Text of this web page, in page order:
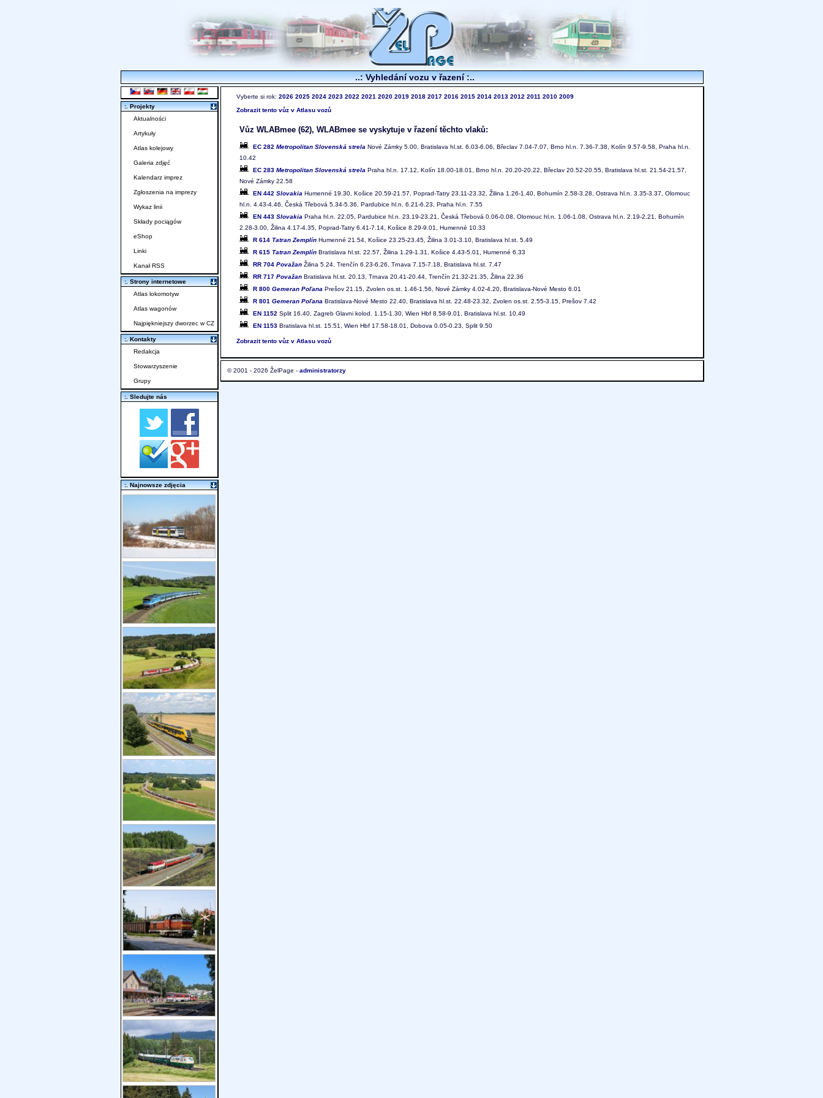
..: Vyhledání vozu v řazení :..
Vyberte si rok: 2026 2025 2024 2023 2022 2021 2020 2019 2018 2017 2016 2015 2014 2013 2012 2011 2010 2009
Zobrazit tento vůz v Atlasu vozů
Vůz WLABmee (62), WLABmee se vyskytuje v řazení těchto vlaků:
EC 282 Metropolitan Slovenská strela Nové Zámky 5.00, Bratislava hl.st. 6.03-6.06, Břeclav 7.04-7.07, Brno hl.n. 7.36-7.38, Kolín 9.57-9.58, Praha hl.n.
10.42
EC 283 Metropolitan Slovenská strela Praha hl.n. 17.12, Kolín 18.00-18.01, Brno hl.n. 20.20-20.22, Břeclav 20.52-20.55, Bratislava hl.st. 21.54-21.57,
Nové Zámky 22.58
EN 442 Slovakia Humenné 19.30, Košice 20.59-21.57, Poprad-Tatry 23.11-23.32, Žilina 1.26-1.40, Bohumín 2.58-3.28, Ostrava hl.n. 3.35-3.37, Olomouc
hl.n. 4.43-4.46, Česká Třebová 5.34-5.36, Pardubice hl.n. 6.21-6.23, Praha hl.n. 7.55
EN 443 Slovakia Praha hl.n. 22.05, Pardubice hl.n. 23.19-23.21, Česká Třebová 0.06-0.08, Olomouc hl.n. 1.06-1.08, Ostrava hl.n. 2.19-2.21, Bohumín
2.28-3.00, Žilina 4.17-4.35, Poprad-Tatry 6.41-7.14, Košice 8.29-9.01, Humenné 10.33
R 614 Tatran Zemplín Humenné 21.54, Košice 23.25-23.45, Žilina 3.01-3.10, Bratislava hl.st. 5.49
R 615 Tatran Zemplín Bratislava hl.st. 22.57, Žilina 1.29-1.31, Košice 4.43-5.01, Humenné 6.33
RR 704 Považan Žilina 5.24, Trenčín 6.23-6.26, Trnava 7.15-7.18, Bratislava hl.st. 7.47
RR 717 Považan Bratislava hl.st. 20.13, Trnava 20.41-20.44, Trenčín 21.32-21.35, Žilina 22.36
R 800 Gemeran Poľana Prešov 21.15, Zvolen os.st. 1.46-1.56, Nové Zámky 4.02-4.20, Bratislava-Nové Mesto 6.01
R 801 Gemeran Poľana Bratislava-Nové Mesto 22.40, Bratislava hl.st. 22.48-23.32, Zvolen os.st. 2.55-3.15, Prešov 7.42
EN 1152 Split 16.40, Zagreb Glavni kolod. 1.15-1.30, Wien Hbf 8.58-9.01, Bratislava hl.st. 10.49
EN 1153 Bratislava hl.st. 15.51, Wien Hbf 17.58-18.01, Dobova 0.05-0.23, Split 9.50
Zobrazit tento vůz v Atlasu vozů
© 2001 - 2026 ŽelPage - administratorzy
:. Projekty
Aktualności
Artykuły
Atlas kolejowy
Galeria zdjęć
Kalendarz imprez
Zgłoszenia na imprezy
Wykaz linii
Składy pociągów
eShop
Linki
Kanał RSS
:. Strony internetowe
Atlas lokomotyw
Atlas wagonów
Najpiękniejszy dworzec w CZ
:. Kontakty
Redakcja
Stowarzyszenie
Grupy
:. Sledujte nás
:. Najnowsze zdjęcia